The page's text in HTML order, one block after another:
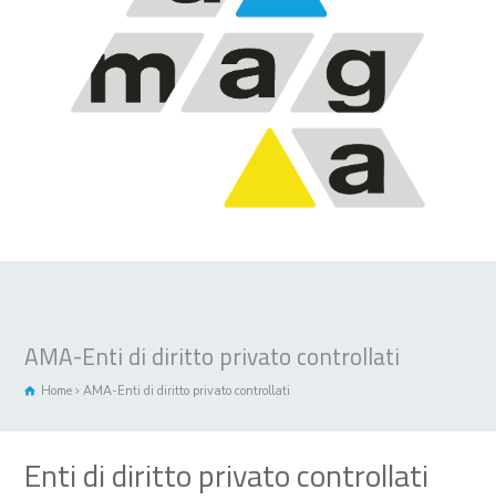
AMA-Enti di diritto privato controllati
Home AMA-Enti di diritto privato controllati
Enti di diritto privato controllati